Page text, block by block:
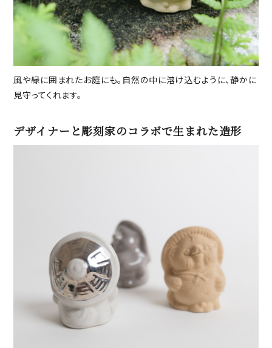
風や緑に囲まれたお庭にも。自然の中に溶け込むように、静かに
見守ってくれます。
デザイナーと彫刻家のコラボで生まれた造形